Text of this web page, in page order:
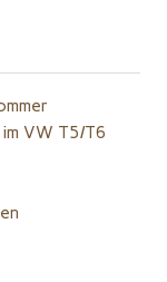
VW T5/T6